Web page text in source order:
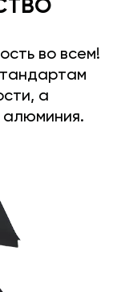
во всем!
а
алюминия.